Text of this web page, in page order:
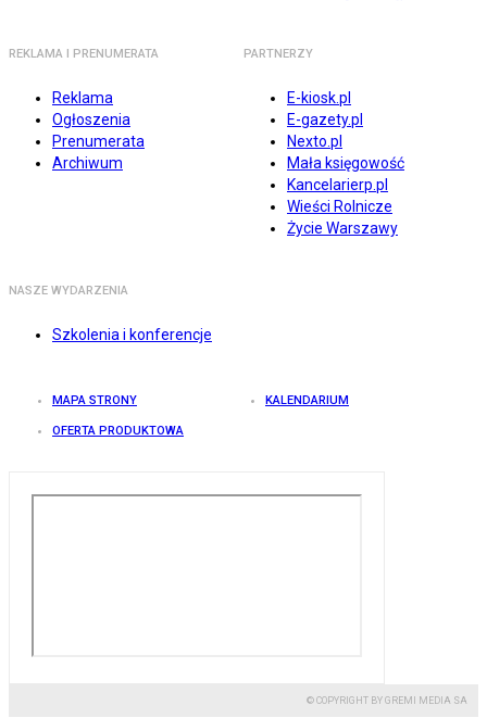
REKLAMA I PRENUMERATA
Reklama
Ogłoszenia
Prenumerata
Archiwum
PARTNERZY
E-kiosk.pl
E-gazety.pl
Nexto.pl
Mała księgowość
Kancelarierp.pl
Wieści Rolnicze
Życie Warszawy
NASZE WYDARZENIA
Szkolenia i konferencje
MAPA STRONY KALENDARIUM
OFERTA PRODUKTOWA
© COPYRIGHT BY GREMI MEDIA SA